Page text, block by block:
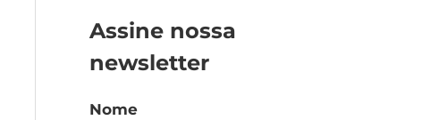
Assine nossa
newsletter
Nome